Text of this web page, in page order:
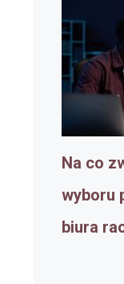
Na co
wyboru
biura